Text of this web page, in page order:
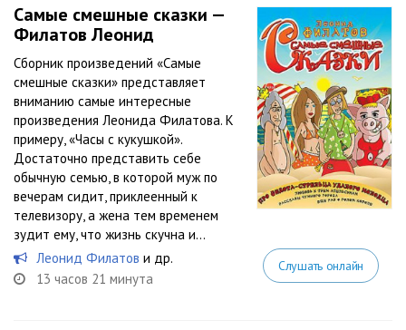
Самые смешные сказки —
Филатов Леонид
Сборник произведений «Самые
смешные сказки» представляет
вниманию самые интересные
произведения Леонида Филатова. К
примеру, «Часы с кукушкой».
Достаточно представить себе
обычную семью, в которой муж по
вечерам сидит, приклеенный к
телевизору, а жена тем временем
зудит ему, что жизнь скучна и...
Леонид Филатов и др.
13 часов 21 минута
Слушать онлайн